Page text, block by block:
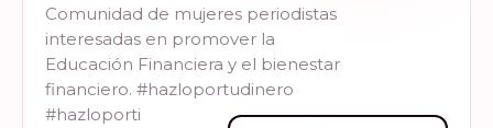
Comunidad de mujeres periodistas
interesadas en promover la
Educación Financiera y el bienestar
financiero. #hazloportudinero
#hazloporti